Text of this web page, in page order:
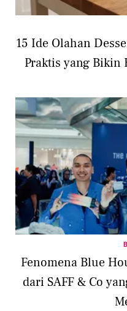
15 Ide Olahan
Praktis yang Bikin
Fenomena Blue
dari SAFF & Co